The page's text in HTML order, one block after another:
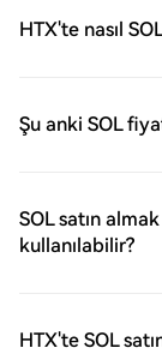
HTX'te nasıl
Şu anki SOL
SOL satın
kullanılabilir?
HTX'te SOL